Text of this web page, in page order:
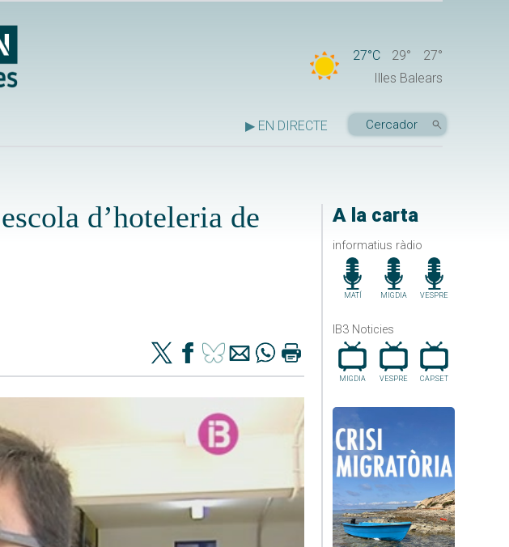
27°C 29°
27°
Illes Balears
▶ EN DIRECTE
A la carta
informatius ràdio
MATÍ MIGDIA VESPRE
IB3 Noticies
MIGDIA VESPRE CAP.SET
d’hoteleria de